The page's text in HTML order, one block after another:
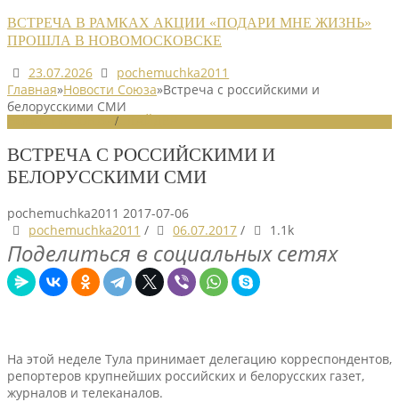
ВСТРЕЧА В РАМКАХ АКЦИИ «ПОДАРИ МНЕ ЖИЗНЬ»
ПРОШЛА В НОВОМОСКОВСКЕ
23.07.2026
pochemuchka2011
Главная»Новости Союза»Встреча с российскими и
белорусскими СМИ
/
ВСТРЕЧА С РОССИЙСКИМИ И
БЕЛОРУССКИМИ СМИ
pochemuchka2011 2017-07-06
pochemuchka2011 / 06.07.2017 / 1.1k
Поделиться в социальных сетях
На этой неделе Тула принимает делегацию корреспондентов,
репортеров крупнейших российских и белорусских газет,
журналов и телеканалов.